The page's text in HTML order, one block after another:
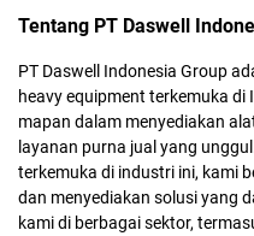
Tentang PT Daswell
PT Daswell Indonesia Group
heavy equipment terkemuka
mapan dalam menyediakan
layanan purna jual yang
terkemuka di industri ini, kami
dan menyediakan solusi yang
kami di berbagai sektor,